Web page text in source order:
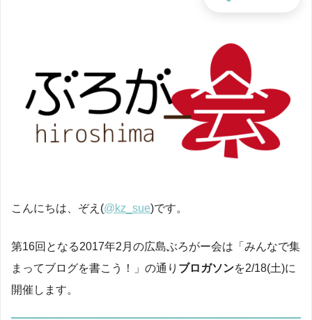
こんにちは、ぞえ(@kz_sue)です。
第16回となる2017年2月の広島ぶろがー会は「みんなで集
まってブログを書こう！」の通り ブロガソンを2/18(土)に
開催します。